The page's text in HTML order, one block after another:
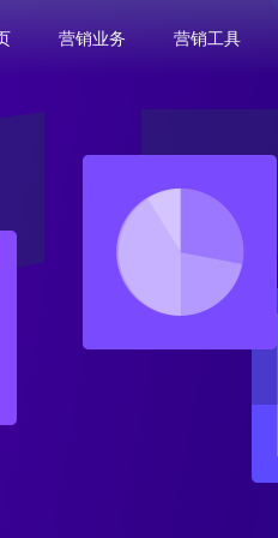
营销业务 营销工具